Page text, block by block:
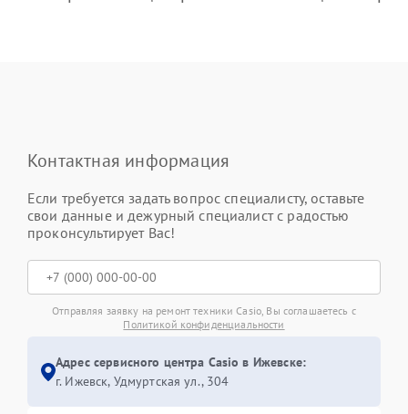
Контактная информация
Если требуется задать вопрос специалисту, оставьте
свои данные и дежурный специалист с радостью
проконсультирует Вас!
Отправляя заявку на ремонт техники Casio, Вы соглашаетесь с
Политикой конфиденциальности
Адрес сервисного центра Casio в Ижевске:
г. Ижевск, Удмуртская ул., 304